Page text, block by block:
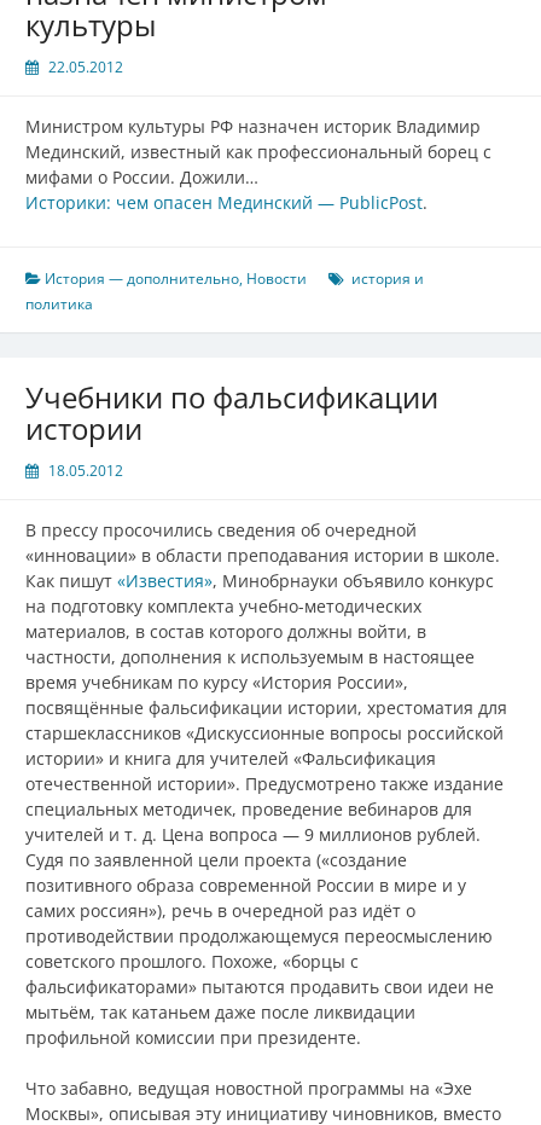
культуры
22.05.2012
Министром культуры РФ назначен историк Владимир
Мединский, известный как профессиональный борец с
мифами о России. Дожили…
Историки: чем опасен Мединский — PublicPost.
История — дополнительно, Новости
история и
политика
Учебники по фальсификации
истории
18.05.2012
В прессу просочились сведения об очередной
«инновации» в области преподавания истории в школе.
Как пишут «Известия», Минобрнауки объявило конкурс
на подготовку комплекта учебно-методических
материалов, в состав которого должны войти, в
частности, дополнения к используемым в настоящее
время учебникам по курсу «История России»,
посвящённые фальсификации истории, хрестоматия для
старшеклассников «Дискуссионные вопросы российской
истории» и книга для учителей «Фальсификация
отечественной истории». Предусмотрено также издание
специальных методичек, проведение вебинаров для
учителей и т. д. Цена вопроса — 9 миллионов рублей.
Судя по заявленной цели проекта («создание
позитивного образа современной России в мире и у
самих россиян»), речь в очередной раз идёт о
противодействии продолжающемуся переосмыслению
советского прошлого. Похоже, «борцы с
фальсификаторами» пытаются продавить свои идеи не
мытьём, так катаньем даже после ликвидации
профильной комиссии при президенте.
Что забавно, ведущая новостной программы на «Эхе
Москвы», описывая эту инициативу чиновников, вместо